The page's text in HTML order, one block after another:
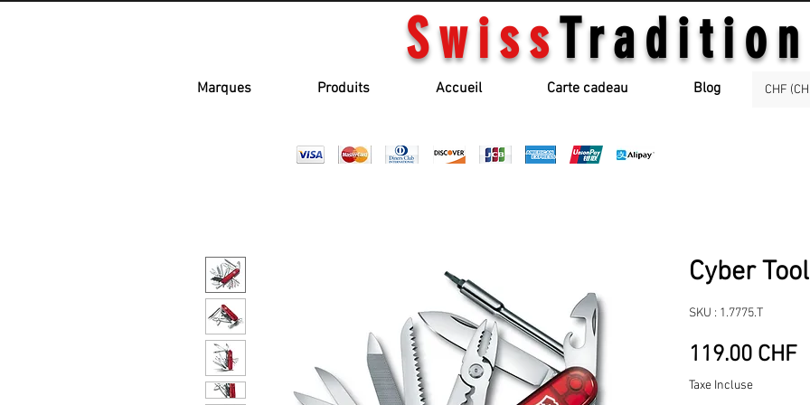
SwissTradition
Marques Produits Accueil Carte cadeau Blog CHF
Cyber
SKU : 1.7775.T
119.00 CHF
Taxe Incluse